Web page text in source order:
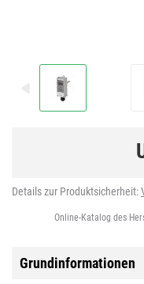
Details zur Produktsicherheit:
Online-Katalog des
Grundinformationen